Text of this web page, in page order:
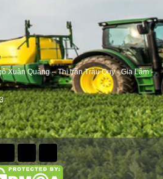
Xuân Quảng – Thị trấn Trâu Quỳ - Gia Lâm -